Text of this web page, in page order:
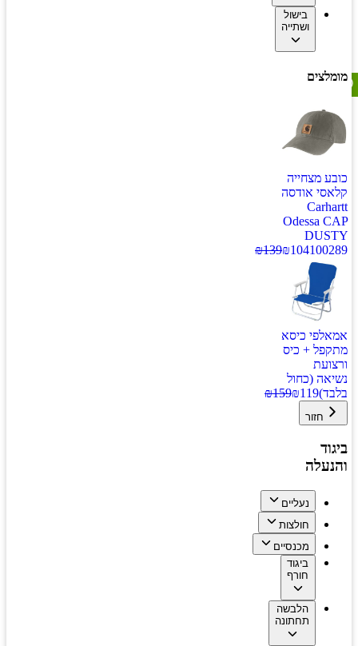
בישול
ושתייה
מומלצים
כובע מצחייה
קלאסי אודסה
Carhartt
Odessa CAP
DUSTY
100289
₪104
₪139
אמאלפי כיסא
מתקפל + כיס
ורצועת
נשיאה (כחול
בלבד)
₪119
₪159
חזור
ביגוד
והנעלה
נעליים
חולצות
מכנסיים
ביגוד
חורף
הלבשה
תחתונה